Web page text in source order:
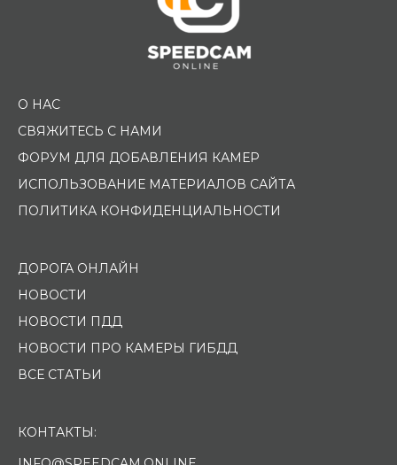
О НАС
СВЯЖИТЕСЬ С НАМИ
ФОРУМ ДЛЯ ДОБАВЛЕНИЯ КАМЕР
ИСПОЛЬЗОВАНИЕ МАТЕРИАЛОВ САЙТА
ПОЛИТИКА КОНФИДЕНЦИАЛЬНОСТИ
ДОРОГА ОНЛАЙН
НОВОСТИ
НОВОСТИ ПДД
НОВОСТИ ПРО КАМЕРЫ ГИБДД
ВСЕ СТАТЬИ
КОНТАКТЫ: